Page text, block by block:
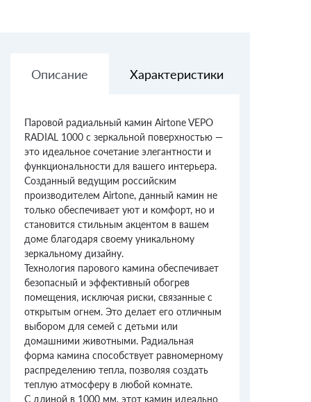
Описание Характеристики
Паровой радиальный камин Airtone VEPO
RADIAL 1000 с зеркальной поверхностью —
это идеальное сочетание элегантности и
функциональности для вашего интерьера.
Созданный ведущим российским
производителем Airtone, данный камин не
только обеспечивает уют и комфорт, но и
становится стильным акцентом в вашем
доме благодаря своему уникальному
зеркальному дизайну.
Технология парового камина обеспечивает
безопасный и эффективный обогрев
помещения, исключая риски, связанные с
открытым огнем. Это делает его отличным
выбором для семей с детьми или
домашними животными. Радиальная
форма камина способствует равномерному
распределению тепла, позволяя создать
теплую атмосферу в любой комнате.
С длиной в 1000 мм, этот камин идеально